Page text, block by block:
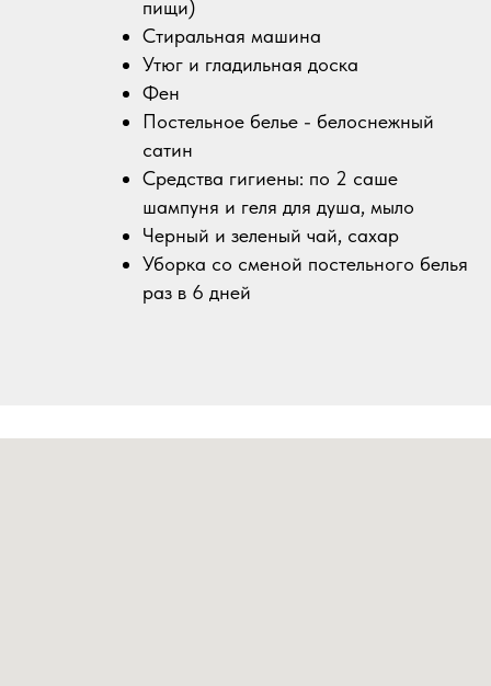
пищи)
Стиральная машина
Утюг и гладильная доска
Фен
Постельное белье - белоснежный
сатин
Средства гигиены: по 2 саше
шампуня и геля для душа, мыло
Черный и зеленый чай, сахар
Уборка со сменой постельного белья
раз в 6 дней